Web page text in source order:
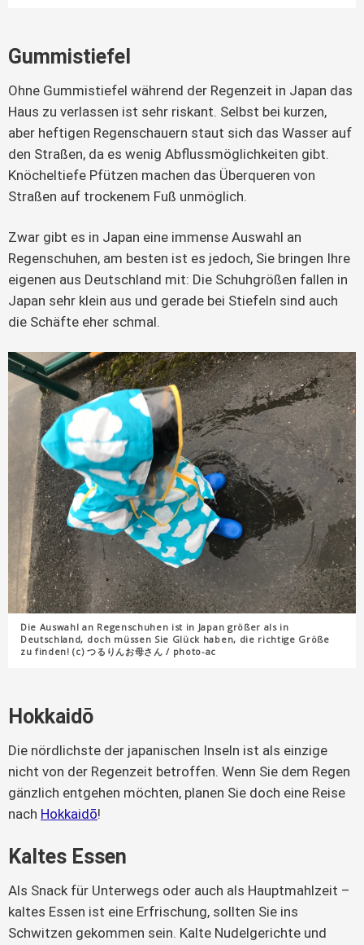
Gummistiefel
Ohne Gummistiefel während der Regenzeit in Japan das
Haus zu verlassen ist sehr riskant. Selbst bei kurzen,
aber heftigen Regenschauern staut sich das Wasser auf
den Straßen, da es wenig Abflussmöglichkeiten gibt.
Knöcheltiefe Pfützen machen das Überqueren von
Straßen auf trockenem Fuß unmöglich.
Zwar gibt es in Japan eine immense Auswahl an
Regenschuhen, am besten ist es jedoch, Sie bringen Ihre
eigenen aus Deutschland mit: Die Schuhgrößen fallen in
Japan sehr klein aus und gerade bei Stiefeln sind auch
die Schäfte eher schmal.
Die Auswahl an Regenschuhen ist in Japan größer als in
Deutschland, doch müssen Sie Glück haben, die richtige Größe
zu finden! (c) つるりんお母さん / photo-ac
Hokkaidō
Die nördlichste der japanischen Inseln ist als einzige
nicht von der Regenzeit betroffen. Wenn Sie dem Regen
gänzlich entgehen möchten, planen Sie doch eine Reise
nach Hokkaidō!
Kaltes Essen
Als Snack für Unterwegs oder auch als Hauptmahlzeit –
kaltes Essen ist eine Erfrischung, sollten Sie ins
Schwitzen gekommen sein. Kalte Nudelgerichte und